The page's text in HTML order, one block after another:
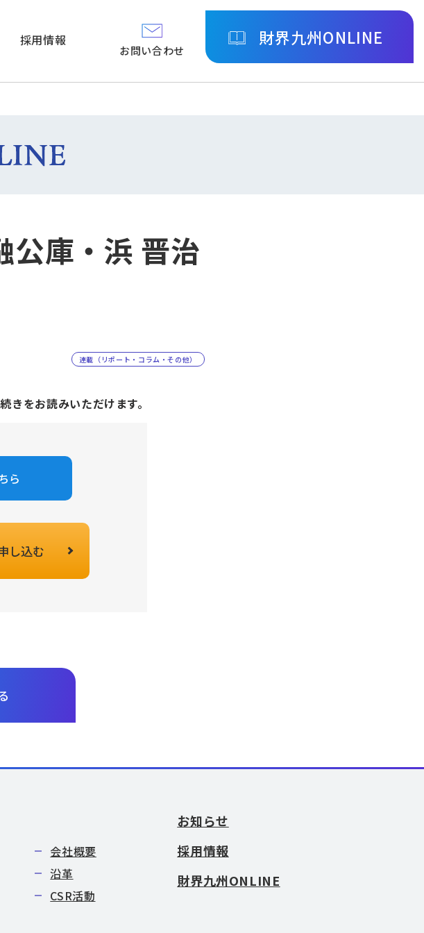
採用情報
お問い合わせ
財界九州ONLINE
庫・浜 晋治
連載（リポート・コラム・その他）
きをお読みいただけます。
ら
し込む
会社概要
沿革
CSR活動
お知らせ
採用情報
財界九州ONLINE